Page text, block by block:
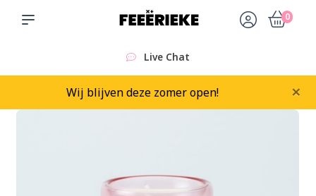
0
Live Chat
Wij blijven deze zomer open! ×